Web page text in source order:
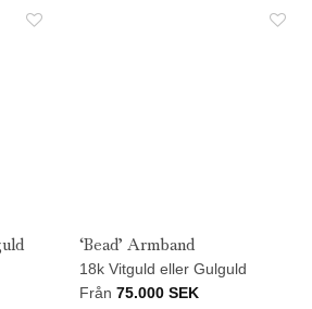
‘Bead’ Armband
18k Vitguld eller Gulguld
Från 75.000 SEK